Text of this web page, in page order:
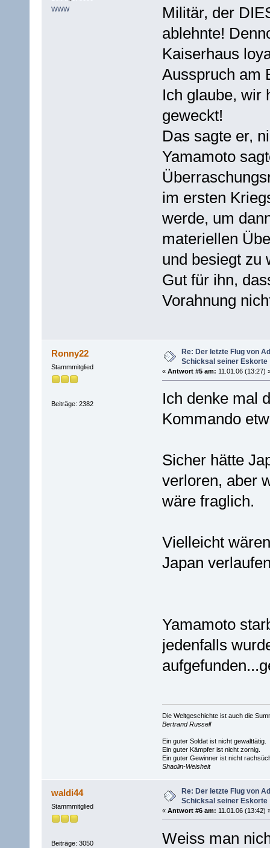
WWW
Militär, der
ablehnte!
Kaiserhaus
Ausspruch am
Ich glaube, wir
geweckt!
Das sagte er,
Yamamoto
im ersten
werde, um
materiellen
und besiegt zu
Gut für ihn,
Vorahnung
Ronny22
Stammmitglied
Beiträge: 2382
Re: Der letzte Flug von
Schicksal seiner Eskorte
« Antwort #5 am: 11.01.06 (13:27)
Ich denke mal
Kommando
Sicher hätte
verloren, aber
wäre fraglich.
Vielleicht
Japan
Yamamoto
jedenfalls
Die Weltgeschichte ist auch die
Bertrand Russell
Ein guter Soldat ist nicht gewalttätig.
Ein guter Kämpfer ist nicht zornig.
Ein guter Gewinner ist nicht
Shaolin-Weisheit
waldi44
Stammmitglied
Beiträge: 3050
Re: Der letzte Flug von
Schicksal seiner Eskorte
« Antwort #6 am: 11.01.06 (13:42)
Weiss man